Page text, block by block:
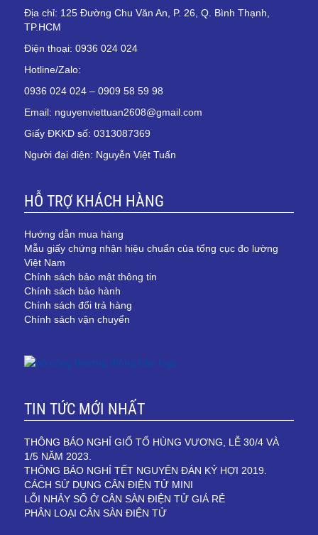
Địa chỉ: 125 Đường Chu Văn An, P. 26, Q. Bình Thạnh,
TP.HCM
Điện thoại: 0936 024 024
Hotline/Zalo:
0936 024 024 – 0909 58 59 98
Email: nguyenviettuan2608@gmail.com
Giấy ĐKKD số: 0313087369
Người đại diện: Nguyễn Việt Tuấn
HỖ TRỢ KHÁCH HÀNG
Hướng dẫn mua hàng
Mẫu giấy chứng nhận hiệu chuẩn của tổng cục đo lường
Việt Nam
Chính sách bảo mật thông tin
Chính sách bảo hành
Chính sách đổi trả hàng
Chính sách vận chuyển
TIN TỨC MỚI NHẤT
THÔNG BÁO NGHỈ GIỔ TỔ HÙNG VƯƠNG, LỄ 30/4 VÀ
1/5 NĂM 2023.
THÔNG BÁO NGHỈ TẾT NGUYÊN ĐÁN KỶ HỢI 2019.
CÁCH SỬ DỤNG CÂN ĐIỆN TỬ MINI
LỖI NHẢY SỐ Ở CÂN SÀN ĐIỆN TỬ GIÁ RẺ
PHÂN LOẠI CÂN SÀN ĐIỆN TỬ